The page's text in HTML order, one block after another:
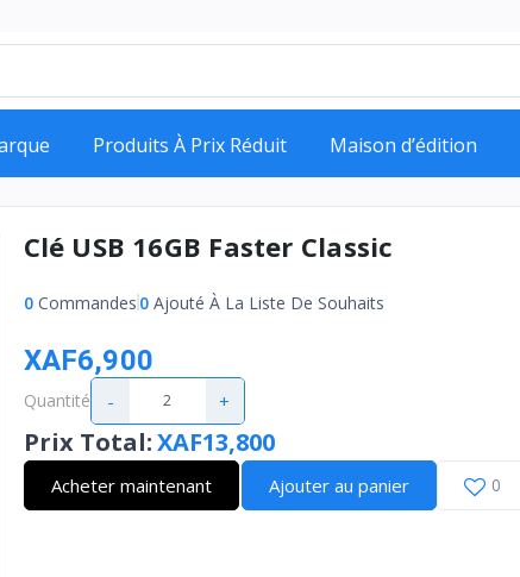
Produits À Prix Réduit Maison d’édition
Clé USB 16GB Faster Classic
0Commandes 0Ajouté À La Liste De Souhaits
XAF6,900
Quantité - +
Prix Total:XAF13,800
Acheter maintenant Ajouter au panier 0